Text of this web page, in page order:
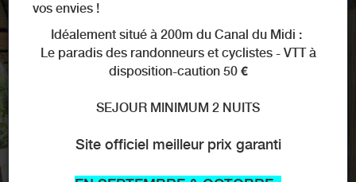
vos envies !
Idéalement situé à 200m du Canal du Midi :
Le paradis des randonneurs et cyclistes - VTT à
disposition-caution 50 €
SEJOUR MINIMUM 2 NUITS
Site officiel meilleur prix garanti